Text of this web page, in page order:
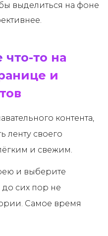
выделиться на фоне
то на
и
контента,
ленту своего
и свежим.
и выберите
сих пор не
Самое время